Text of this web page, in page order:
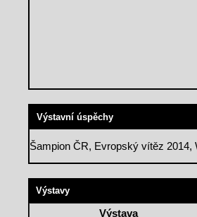
Výstavní úspěchy
Šampion ČR, Evropský vítěz
Výstavy
Výstava